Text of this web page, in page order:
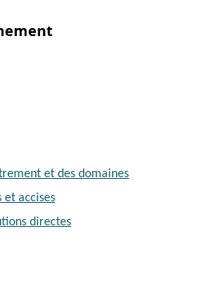
et des domaines
et accises
directes